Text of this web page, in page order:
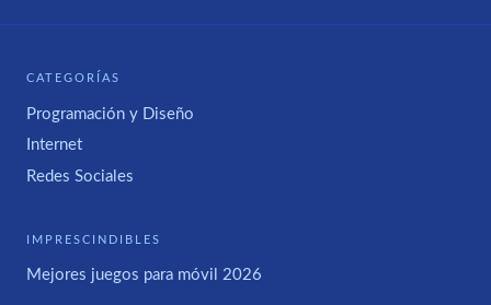
CATEGORÍAS
Programación y Diseño
Internet
Redes Sociales
IMPRESCINDIBLES
Mejores juegos para móvil 2026